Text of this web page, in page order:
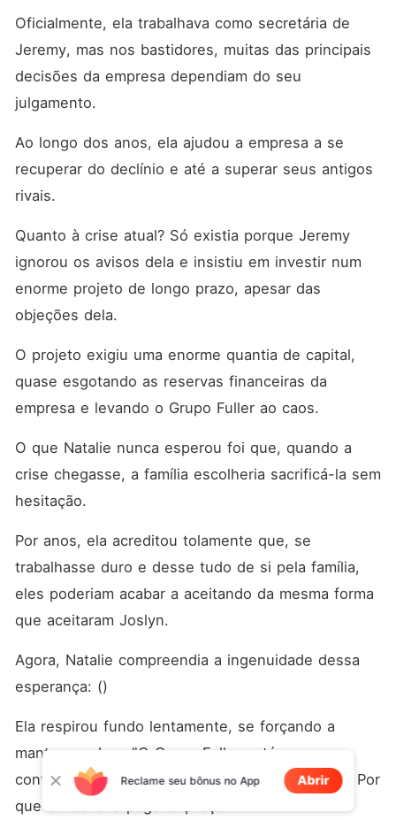
Oficialmente, ela trabalhava como secretária de
Jeremy, mas nos bastidores, muitas das principais
decisões da empresa dependiam do seu
julgamento.
Ao longo dos anos, ela ajudou a empresa a se
recuperar do declínio e até a superar seus antigos
rivais.
Quanto à crise atual? Só existia porque Jeremy
ignorou os avisos dela e insistiu em investir num
enorme projeto de longo prazo, apesar das
objeções dela.
O projeto exigiu uma enorme quantia de capital,
quase esgotando as reservas financeiras da
empresa e levando o Grupo Fuller ao caos.
O que Natalie nunca esperou foi que, quando a
crise chegasse, a família escolheria sacrificá-la sem
hesitação.
Por anos, ela acreditou tolamente que, se
trabalhasse duro e desse tudo de si pela família,
eles poderiam acabar a aceitando da mesma forma
que aceitaram Joslyn.
Agora, Natalie compreendia a ingenuidade dessa
esperança: ()
Ela respirou fundo lentamente, se forçando a
manter a calma. "O Grupo Fuller está nessa
confusão por causa das suas decisões erradas. Por
que eu deveria pagar o preço?"
Reclame seu bônus no App Abrir